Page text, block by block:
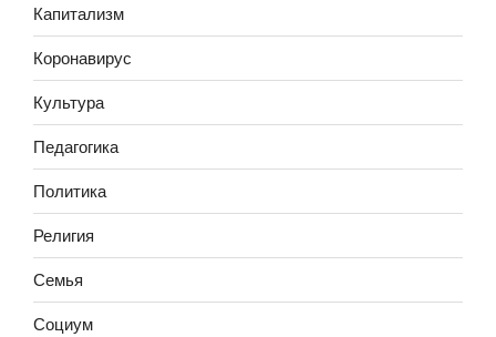
Капитализм
Коронавирус
Культура
Педагогика
Политика
Религия
Семья
Социум